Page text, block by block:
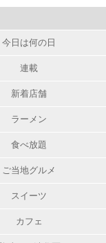
今日は何の日
連載
新着店舗
ラーメン
食べ放題
ご当地グルメ
スイーツ
カフェ